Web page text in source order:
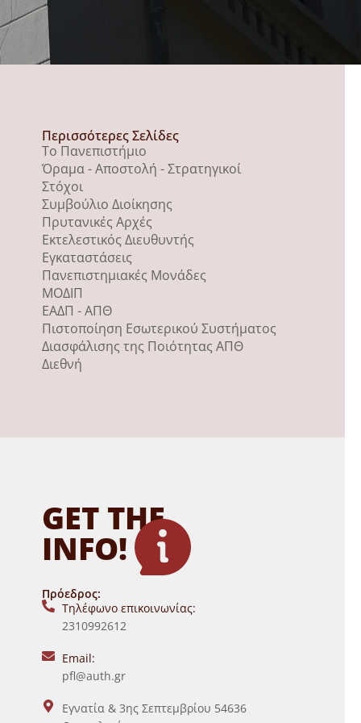
Περισσότερες Σελίδες
Το Πανεπιστήμιο
Όραμα - Αποστολή - Στρατηγικοί
Στόχοι
Συμβούλιο Διοίκησης
Πρυτανικές Αρχές
Εκτελεστικός Διευθυντής
Εγκαταστάσεις
Πανεπιστημιακές Μονάδες
ΜΟΔΙΠ
ΕΑΔΠ - ΑΠΘ
Πιστοποίηση Εσωτερικού Συστήματος
Διασφάλισης της Ποιότητας ΑΠΘ
Διεθνή
GET THE
INFO!
Πρόεδρος:
Τηλέφωνο επικοινωνίας:
2310992612
Email:
pfl@auth.gr
Εγνατία & 3ης Σεπτεμβρίου 54636